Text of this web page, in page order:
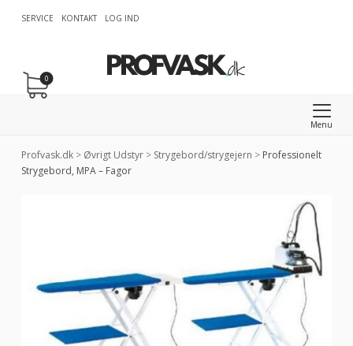
SERVICE KONTAKT LOG IND
Menu
0
Profvask.dk > Øvrigt Udstyr > Strygebord/strygejern >Professionelt
Strygebord, MPA – Fagor